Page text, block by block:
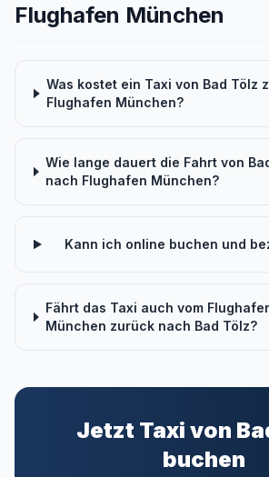
Flughafen München
Was kostet ein Taxi von Bad Tölz
Flughafen München?
Wie lange dauert die Fahrt von
nach Flughafen München?
Kann ich online buchen und
Fährt das Taxi auch vom
München zurück nach Bad Tölz?
Jetzt Taxi von
buchen